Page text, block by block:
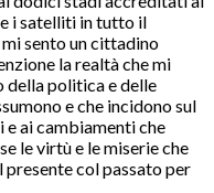
i satelliti in tutto il
sento un cittadino
la realtà che mi
politica e delle
e che incidono sul
e ai cambiamenti che
le virtù e le miserie che
col passato per